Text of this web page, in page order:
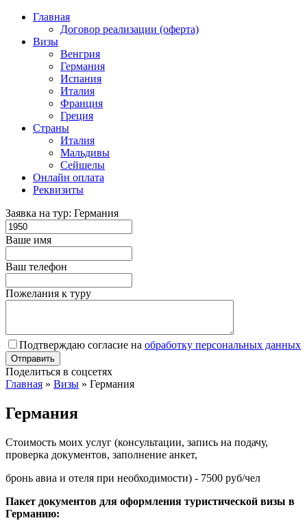
Главная
Договор реализации (оферта)
Визы
Венгрия
Германия
Испания
Италия
Франция
Греция
Страны
Италия
Мальдивы
Сейшелы
Онлайн оплата
Реквизиты
Заявка на тур: Германия
Ваше имя
Ваш телефон
Пожелания к туру
Подтверждаю согласие на обработку персональных данных
Поделиться в соцсетях
Главная » Визы » Германия
Германия
Стоимость моих услуг (консультации, запись на подачу,
проверка документов, заполнение анкет,
бронь авиа и отеля при необходимости) - 7500 руб/чел
Пакет документов для оформления туристической визы в
Германию: